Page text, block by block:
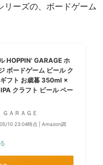
リーズの、ボードゲーム
HOPPIN' GARAGE ホ
ボードゲーム ビール ク
フト お歳暮 350ml ×
クラフト ビール ペー
ＡＲＡＧＥ
05/10 23:04時点 | Amazon調